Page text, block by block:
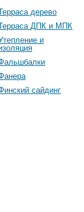
дерево
ДПК и МПК
и
сайдинг